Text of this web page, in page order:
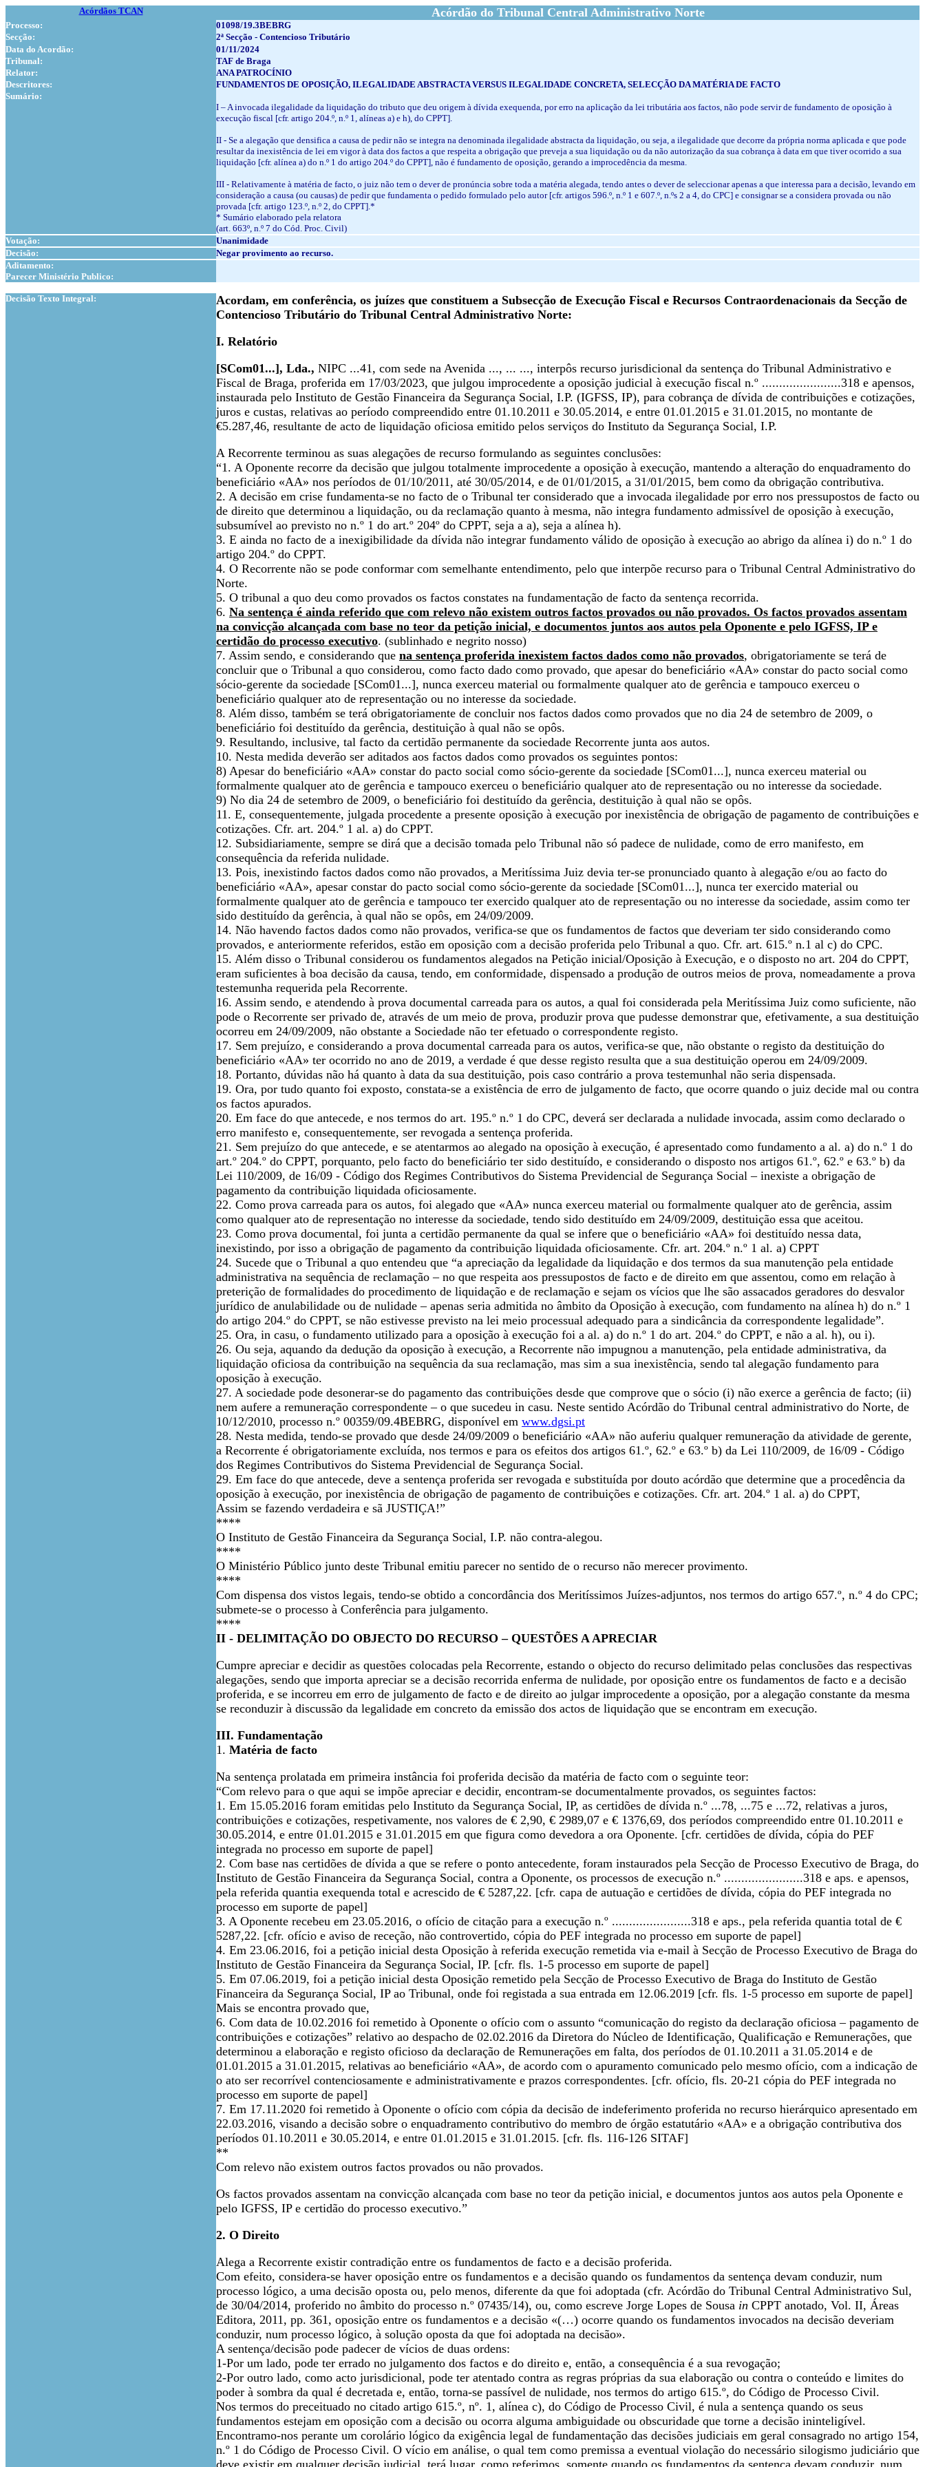
Acórdãos TCAN Acórdão do Tribunal Central Administrativo Norte
Processo:
01098/19.3BEBRG
Secção:
2ª Secção - Contencioso Tributário
Data do Acordão:
01/11/2024
Tribunal:
TAF de Braga
Relator:
ANA PATROCÍNIO
Descritores:
FUNDAMENTOS DE OPOSIÇÃO, ILEGALIDADE ABSTRACTA VERSUS ILEGALIDADE CONCRETA, SELECÇÃO DA MATÉRIA DE FACTO
Sumário:
I – A invocada ilegalidade da liquidação do tributo que deu origem à dívida exequenda, por erro na aplicação da lei tributária aos factos, não pode servir de fundamento de oposição à
execução fiscal [cfr. artigo 204.º, n.º 1, alíneas a) e h), do CPPT].
II - Se a alegação que densifica a causa de pedir não se integra na denominada ilegalidade abstracta da liquidação, ou seja, a ilegalidade que decorre da própria norma aplicada e que pode
resultar da inexistência de lei em vigor à data dos factos a que respeita a obrigação que preveja a sua liquidação ou da não autorização da sua cobrança à data em que tiver ocorrido a sua
liquidação [cfr. alínea a) do n.º 1 do artigo 204.º do CPPT], não é fundamento de oposição, gerando a improcedência da mesma.
III - Relativamente à matéria de facto, o juiz não tem o dever de pronúncia sobre toda a matéria alegada, tendo antes o dever de seleccionar apenas a que interessa para a decisão, levando em
consideração a causa (ou causas) de pedir que fundamenta o pedido formulado pelo autor [cfr. artigos 596.º, n.º 1 e 607.º, n.ºs 2 a 4, do CPC] e consignar se a considera provada ou não
provada [cfr. artigo 123.º, n.º 2, do CPPT].*
* Sumário elaborado pela relatora
(art. 663º, n.º 7 do Cód. Proc. Civil)
Votação:
Unanimidade
Decisão:
Negar provimento ao recurso.
Aditamento:
Parecer Ministério Publico:
Decisão Texto Integral:
Acordam, em conferência, os juízes que constituem a Subsecção de Execução Fiscal e Recursos Contraordenacionais da Secção de
Contencioso Tributário do Tribunal Central Administrativo Norte:
I. Relatório
[SCom01...], Lda., NIPC ...41, com sede na Avenida ..., ... ..., interpôs recurso jurisdicional da sentença do Tribunal Administrativo e
Fiscal de Braga, proferida em 17/03/2023, que julgou improcedente a oposição judicial à execução fiscal n.º .......................318 e apensos,
instaurada pelo Instituto de Gestão Financeira da Segurança Social, I.P. (IGFSS, IP), para cobrança de dívida de contribuições e cotizações,
juros e custas, relativas ao período compreendido entre 01.10.2011 e 30.05.2014, e entre 01.01.2015 e 31.01.2015, no montante de
€5.287,46, resultante de acto de liquidação oficiosa emitido pelos serviços do Instituto da Segurança Social, I.P.
A Recorrente terminou as suas alegações de recurso formulando as seguintes conclusões:
“1. A Oponente recorre da decisão que julgou totalmente improcedente a oposição à execução, mantendo a alteração do enquadramento do
beneficiário «AA» nos períodos de 01/10/2011, até 30/05/2014, e de 01/01/2015, a 31/01/2015, bem como da obrigação contributiva.
2. A decisão em crise fundamenta-se no facto de o Tribunal ter considerado que a invocada ilegalidade por erro nos pressupostos de facto ou
de direito que determinou a liquidação, ou da reclamação quanto à mesma, não integra fundamento admissível de oposição à execução,
subsumível ao previsto no n.º 1 do art.º 204º do CPPT, seja a a), seja a alínea h).
3. E ainda no facto de a inexigibilidade da dívida não integrar fundamento válido de oposição à execução ao abrigo da alínea i) do n.º 1 do
artigo 204.º do CPPT.
4. O Recorrente não se pode conformar com semelhante entendimento, pelo que interpõe recurso para o Tribunal Central Administrativo do
Norte.
5. O tribunal a quo deu como provados os factos constates na fundamentação de facto da sentença recorrida.
6. Na sentença é ainda referido que com relevo não existem outros factos provados ou não provados. Os factos provados assentam
na convicção alcançada com base no teor da petição inicial, e documentos juntos aos autos pela Oponente e pelo IGFSS, IP e
certidão do processo executivo. (sublinhado e negrito nosso)
7. Assim sendo, e considerando que na sentença proferida inexistem factos dados como não provados, obrigatoriamente se terá de
concluir que o Tribunal a quo considerou, como facto dado como provado, que apesar do beneficiário «AA» constar do pacto social como
sócio-gerente da sociedade [SCom01...], nunca exerceu material ou formalmente qualquer ato de gerência e tampouco exerceu o
beneficiário qualquer ato de representação ou no interesse da sociedade.
8. Além disso, também se terá obrigatoriamente de concluir nos factos dados como provados que no dia 24 de setembro de 2009, o
beneficiário foi destituído da gerência, destituição à qual não se opôs.
9. Resultando, inclusive, tal facto da certidão permanente da sociedade Recorrente junta aos autos.
10. Nesta medida deverão ser aditados aos factos dados como provados os seguintes pontos:
8) Apesar do beneficiário «AA» constar do pacto social como sócio-gerente da sociedade [SCom01...], nunca exerceu material ou
formalmente qualquer ato de gerência e tampouco exerceu o beneficiário qualquer ato de representação ou no interesse da sociedade.
9) No dia 24 de setembro de 2009, o beneficiário foi destituído da gerência, destituição à qual não se opôs.
11. E, consequentemente, julgada procedente a presente oposição à execução por inexistência de obrigação de pagamento de contribuições e
cotizações. Cfr. art. 204.º 1 al. a) do CPPT.
12. Subsidiariamente, sempre se dirá que a decisão tomada pelo Tribunal não só padece de nulidade, como de erro manifesto, em
consequência da referida nulidade.
13. Pois, inexistindo factos dados como não provados, a Meritíssima Juiz devia ter-se pronunciado quanto à alegação e/ou ao facto do
beneficiário «AA», apesar constar do pacto social como sócio-gerente da sociedade [SCom01...], nunca ter exercido material ou
formalmente qualquer ato de gerência e tampouco ter exercido qualquer ato de representação ou no interesse da sociedade, assim como ter
sido destituído da gerência, à qual não se opôs, em 24/09/2009.
14. Não havendo factos dados como não provados, verifica-se que os fundamentos de factos que deveriam ter sido considerando como
provados, e anteriormente referidos, estão em oposição com a decisão proferida pelo Tribunal a quo. Cfr. art. 615.º n.1 al c) do CPC.
15. Além disso o Tribunal considerou os fundamentos alegados na Petição inicial/Oposição à Execução, e o disposto no art. 204 do CPPT,
eram suficientes à boa decisão da causa, tendo, em conformidade, dispensado a produção de outros meios de prova, nomeadamente a prova
testemunha requerida pela Recorrente.
16. Assim sendo, e atendendo à prova documental carreada para os autos, a qual foi considerada pela Meritíssima Juiz como suficiente, não
pode o Recorrente ser privado de, através de um meio de prova, produzir prova que pudesse demonstrar que, efetivamente, a sua destituição
ocorreu em 24/09/2009, não obstante a Sociedade não ter efetuado o correspondente registo.
17. Sem prejuízo, e considerando a prova documental carreada para os autos, verifica-se que, não obstante o registo da destituição do
beneficiário «AA» ter ocorrido no ano de 2019, a verdade é que desse registo resulta que a sua destituição operou em 24/09/2009.
18. Portanto, dúvidas não há quanto à data da sua destituição, pois caso contrário a prova testemunhal não seria dispensada.
19. Ora, por tudo quanto foi exposto, constata-se a existência de erro de julgamento de facto, que ocorre quando o juiz decide mal ou contra
os factos apurados.
20. Em face do que antecede, e nos termos do art. 195.º n.º 1 do CPC, deverá ser declarada a nulidade invocada, assim como declarado o
erro manifesto e, consequentemente, ser revogada a sentença proferida.
21. Sem prejuízo do que antecede, e se atentarmos ao alegado na oposição à execução, é apresentado como fundamento a al. a) do n.º 1 do
art.º 204.º do CPPT, porquanto, pelo facto do beneficiário ter sido destituído, e considerando o disposto nos artigos 61.º, 62.º e 63.º b) da
Lei 110/2009, de 16/09 - Código dos Regimes Contributivos do Sistema Previdencial de Segurança Social – inexiste a obrigação de
pagamento da contribuição liquidada oficiosamente.
22. Como prova carreada para os autos, foi alegado que «AA» nunca exerceu material ou formalmente qualquer ato de gerência, assim
como qualquer ato de representação no interesse da sociedade, tendo sido destituído em 24/09/2009, destituição essa que aceitou.
23. Como prova documental, foi junta a certidão permanente da qual se infere que o beneficiário «AA» foi destituído nessa data,
inexistindo, por isso a obrigação de pagamento da contribuição liquidada oficiosamente. Cfr. art. 204.º n.º 1 al. a) CPPT
24. Sucede que o Tribunal a quo entendeu que “a apreciação da legalidade da liquidação e dos termos da sua manutenção pela entidade
administrativa na sequência de reclamação – no que respeita aos pressupostos de facto e de direito em que assentou, como em relação à
preterição de formalidades do procedimento de liquidação e de reclamação e sejam os vícios que lhe são assacados geradores do desvalor
jurídico de anulabilidade ou de nulidade – apenas seria admitida no âmbito da Oposição à execução, com fundamento na alínea h) do n.º 1
do artigo 204.º do CPPT, se não estivesse previsto na lei meio processual adequado para a sindicância da correspondente legalidade”.
25. Ora, in casu, o fundamento utilizado para a oposição à execução foi a al. a) do n.º 1 do art. 204.º do CPPT, e não a al. h), ou i).
26. Ou seja, aquando da dedução da oposição à execução, a Recorrente não impugnou a manutenção, pela entidade administrativa, da
liquidação oficiosa da contribuição na sequência da sua reclamação, mas sim a sua inexistência, sendo tal alegação fundamento para
oposição à execução.
27. A sociedade pode desonerar-se do pagamento das contribuições desde que comprove que o sócio (i) não exerce a gerência de facto; (ii)
nem aufere a remuneração correspondente – o que sucedeu in casu. Neste sentido Acórdão do Tribunal central administrativo do Norte, de
10/12/2010, processo n.º 00359/09.4BEBRG, disponível em www.dgsi.pt
28. Nesta medida, tendo-se provado que desde 24/09/2009 o beneficiário «AA» não auferiu qualquer remuneração da atividade de gerente,
a Recorrente é obrigatoriamente excluída, nos termos e para os efeitos dos artigos 61.º, 62.º e 63.º b) da Lei 110/2009, de 16/09 - Código
dos Regimes Contributivos do Sistema Previdencial de Segurança Social.
29. Em face do que antecede, deve a sentença proferida ser revogada e substituída por douto acórdão que determine que a procedência da
oposição à execução, por inexistência de obrigação de pagamento de contribuições e cotizações. Cfr. art. 204.º 1 al. a) do CPPT,
Assim se fazendo verdadeira e sã JUSTIÇA!”
****
O Instituto de Gestão Financeira da Segurança Social, I.P. não contra-alegou.
****
O Ministério Público junto deste Tribunal emitiu parecer no sentido de o recurso não merecer provimento.
****
Com dispensa dos vistos legais, tendo-se obtido a concordância dos Meritíssimos Juízes-adjuntos, nos termos do artigo 657.º, n.º 4 do CPC;
submete-se o processo à Conferência para julgamento.
****
II - DELIMITAÇÃO DO OBJECTO DO RECURSO – QUESTÕES A APRECIAR
Cumpre apreciar e decidir as questões colocadas pela Recorrente, estando o objecto do recurso delimitado pelas conclusões das respectivas
alegações, sendo que importa apreciar se a decisão recorrida enferma de nulidade, por oposição entre os fundamentos de facto e a decisão
proferida, e se incorreu em erro de julgamento de facto e de direito ao julgar improcedente a oposição, por a alegação constante da mesma
se reconduzir à discussão da legalidade em concreto da emissão dos actos de liquidação que se encontram em execução.
III. Fundamentação
1. Matéria de facto
Na sentença prolatada em primeira instância foi proferida decisão da matéria de facto com o seguinte teor:
“Com relevo para o que aqui se impõe apreciar e decidir, encontram-se documentalmente provados, os seguintes factos:
1. Em 15.05.2016 foram emitidas pelo Instituto da Segurança Social, IP, as certidões de dívida n.º ...78, ...75 e ...72, relativas a juros,
contribuições e cotizações, respetivamente, nos valores de € 2,90, € 2989,07 e € 1376,69, dos períodos compreendido entre 01.10.2011 e
30.05.2014, e entre 01.01.2015 e 31.01.2015 em que figura como devedora a ora Oponente. [cfr. certidões de dívida, cópia do PEF
integrada no processo em suporte de papel]
2. Com base nas certidões de dívida a que se refere o ponto antecedente, foram instaurados pela Secção de Processo Executivo de Braga, do
Instituto de Gestão Financeira da Segurança Social, contra a Oponente, os processos de execução n.º .......................318 e aps. e apensos,
pela referida quantia exequenda total e acrescido de € 5287,22. [cfr. capa de autuação e certidões de dívida, cópia do PEF integrada no
processo em suporte de papel]
3. A Oponente recebeu em 23.05.2016, o ofício de citação para a execução n.º .......................318 e aps., pela referida quantia total de €
5287,22. [cfr. ofício e aviso de receção, não controvertido, cópia do PEF integrada no processo em suporte de papel]
4. Em 23.06.2016, foi a petição inicial desta Oposição à referida execução remetida via e-mail à Secção de Processo Executivo de Braga do
Instituto de Gestão Financeira da Segurança Social, IP. [cfr. fls. 1-5 processo em suporte de papel]
5. Em 07.06.2019, foi a petição inicial desta Oposição remetido pela Secção de Processo Executivo de Braga do Instituto de Gestão
Financeira da Segurança Social, IP ao Tribunal, onde foi registada a sua entrada em 12.06.2019 [cfr. fls. 1-5 processo em suporte de papel]
Mais se encontra provado que,
6. Com data de 10.02.2016 foi remetido à Oponente o ofício com o assunto “comunicação do registo da declaração oficiosa – pagamento de
contribuições e cotizações” relativo ao despacho de 02.02.2016 da Diretora do Núcleo de Identificação, Qualificação e Remunerações, que
determinou a elaboração e registo oficioso da declaração de Remunerações em falta, dos períodos de 01.10.2011 a 31.05.2014 e de
01.01.2015 a 31.01.2015, relativas ao beneficiário «AA», de acordo com o apuramento comunicado pelo mesmo ofício, com a indicação de
o ato ser recorrível contenciosamente e administrativamente e prazos correspondentes. [cfr. ofício, fls. 20-21 cópia do PEF integrada no
processo em suporte de papel]
7. Em 17.11.2020 foi remetido à Oponente o ofício com cópia da decisão de indeferimento proferida no recurso hierárquico apresentado em
22.03.2016, visando a decisão sobre o enquadramento contributivo do membro de órgão estatutário «AA» e a obrigação contributiva dos
períodos 01.10.2011 e 30.05.2014, e entre 01.01.2015 e 31.01.2015. [cfr. fls. 116-126 SITAF]
**
Com relevo não existem outros factos provados ou não provados.
Os factos provados assentam na convicção alcançada com base no teor da petição inicial, e documentos juntos aos autos pela Oponente e
pelo IGFSS, IP e certidão do processo executivo.”
2. O Direito
Alega a Recorrente existir contradição entre os fundamentos de facto e a decisão proferida.
Com efeito, considera-se haver oposição entre os fundamentos e a decisão quando os fundamentos da sentença devam conduzir, num
processo lógico, a uma decisão oposta ou, pelo menos, diferente da que foi adoptada (cfr. Acórdão do Tribunal Central Administrativo Sul,
de 30/04/2014, proferido no âmbito do processo n.º 07435/14), ou, como escreve Jorge Lopes de Sousa in CPPT anotado, Vol. II, Áreas
Editora, 2011, pp. 361, oposição entre os fundamentos e a decisão «(…) ocorre quando os fundamentos invocados na decisão deveriam
conduzir, num processo lógico, à solução oposta da que foi adoptada na decisão».
A sentença/decisão pode padecer de vícios de duas ordens:
1-Por um lado, pode ter errado no julgamento dos factos e do direito e, então, a consequência é a sua revogação;
2-Por outro lado, como acto jurisdicional, pode ter atentado contra as regras próprias da sua elaboração ou contra o conteúdo e limites do
poder à sombra da qual é decretada e, então, torna-se passível de nulidade, nos termos do artigo 615.º, do Código de Processo Civil.
Nos termos do preceituado no citado artigo 615.º, nº. 1, alínea c), do Código de Processo Civil, é nula a sentença quando os seus
fundamentos estejam em oposição com a decisão ou ocorra alguma ambiguidade ou obscuridade que torne a decisão ininteligível.
Encontramo-nos perante um corolário lógico da exigência legal de fundamentação das decisões judiciais em geral consagrado no artigo 154,
n.º 1 do Código de Processo Civil. O vício em análise, o qual tem como premissa a eventual violação do necessário silogismo judiciário que
deve existir em qualquer decisão judicial, terá lugar, como referimos, somente quando os fundamentos da sentença devam conduzir, num